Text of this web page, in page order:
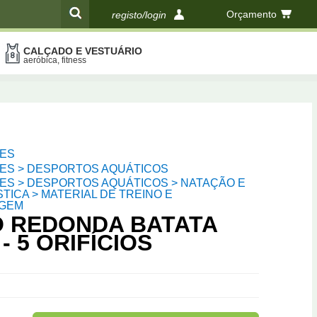
registo/login Orçamento
CALÇADO E VESTUÁRIO
aeróbica, fitness
> DESPORTOS AQUÁTICOS
> DESPORTOS AQUÁTICOS > NATAÇÃO E
> MATERIAL DE TREINO E
REDONDA BATATA
5 ORIFÍCIOS